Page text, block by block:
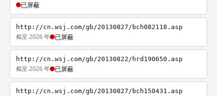
已屏蔽
http://cn.wsj.com/gb/20130827/bch082118.asp
截至 2026 年 已屏蔽
http://cn.wsj.com/gb/20130822/hrd190650.asp
截至 2026 年 已屏蔽
http://cn.wsj.com/gb/20130827/bch150431.asp